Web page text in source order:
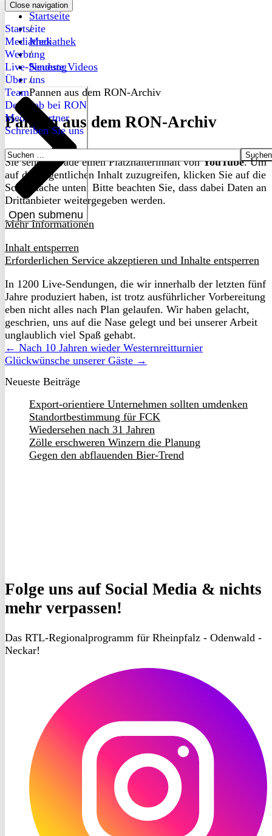
Close navigation
Startseite
Mediathek
Werbung
Live-Sendung
Über uns
Open submenu
Team
Dein Job bei RON
Medienpartner
Schreiben Sie uns
Suchen
nach:
Startseite
/
Mediathek
/
Neueste Videos
/
Pannen aus dem RON-Archiv
Pannen aus dem RON-Archiv
Sie sehen gerade einen Platzhalterinhalt vonYouTube. Um
auf den eigentlichen Inhalt zuzugreifen, klicken Sie auf die
Schaltfläche unten. Bitte beachten Sie, dass dabei Daten an
Drittanbieter weitergegeben werden.
Mehr Informationen
Inhalt entsperren
Erforderlichen Service akzeptieren und Inhalte entsperren
In 1200 Live-Sendungen, die wir innerhalb der letzten fünf
Jahre produziert haben, ist trotz ausführlicher Vorbereitung
eben nicht alles nach Plan gelaufen. Wir haben gelacht,
geschrien, uns auf die Nase gelegt und bei unserer Arbeit
unglaublich viel Spaß gehabt.
← Nach 10 Jahren wieder Westernreitturnier
Glückwünsche unserer Gäste →
Neueste Beiträge
Export-orientiere Unternehmen sollten umdenken
Standortbestimmung für FCK
Wiedersehen nach 31 Jahren
Zölle erschweren Winzern die Planung
Gegen den abflauenden Bier-Trend
Folge uns auf Social Media & nichts
mehr verpassen!
Das RTL-Regionalprogramm für Rheinpfalz - Odenwald -
Neckar!
Instagram